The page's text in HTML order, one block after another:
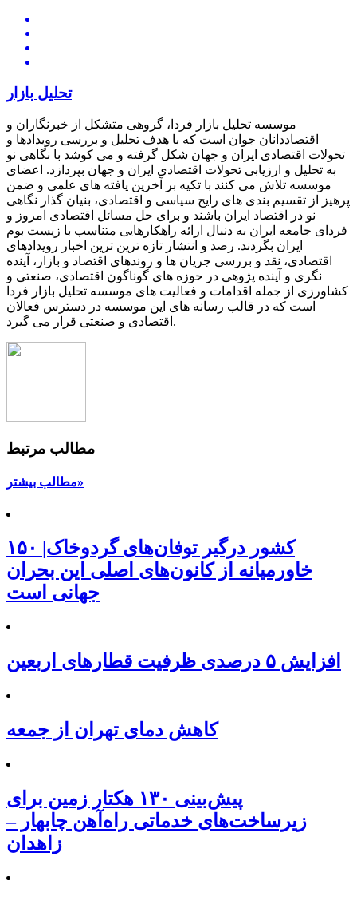
تحلیل بازار
موسسه تحلیل بازار فردا، گروهی متشکل از خبرنگاران و
اقتصاددانان جوان است که با هدف تحلیل و بررسی رویدادها و
تحولات اقتصادی ایران و جهان شکل گرفته و می کوشد با نگاهی نو
به تحلیل و ارزیابی تحولات اقتصادی ایران و جهان بپردازد. اعضای
موسسه تلاش می کنند با تکیه بر آخرین یافته های علمی و ضمن
پرهیز از تقسیم بندی های رایج سیاسی و اقتصادی، بنیان گذار نگاهی
نو در اقتصاد ایران باشند و برای حل مسائل اقتصادی امروز و
فردای جامعه ایران به دنبال ارائه راهکارهایی متناسب با زیست بوم
ایران بگردند. رصد و انتشار تازه ترین ترین اخبار رویدادهای
اقتصادی، نقد و بررسی جریان ها و روندهای اقتصاد و بازار، آینده
نگری و آینده پژوهی در حوزه های گوناگون اقتصادی، صنعتی و
کشاورزی از جمله اقدامات و فعالیت های موسسه تحلیل بازار فردا
است که در قالب رسانه های این موسسه در دسترس فعالان
اقتصادی و صنعتی قرار می گیرد.
مطالب مرتبط
مطالب بیشتر»
۱۵۰ کشور درگیر توفان‌های گردوخاک|
خاورمیانه از کانون‌های اصلی این بحران
جهانی است
افزایش ۵ درصدی ظرفیت قطارهای اربعین
کاهش دمای تهران از جمعه
پیش‌بینی ۱۳۰ هکتار زمین برای
زیرساخت‌های خدماتی راه‌آهن چابهار –
زاهدان